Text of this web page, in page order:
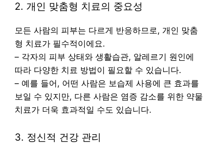
2. 개인 맞춤형 치료의 중요성
모든 사람의 피부는 다르게 반응하므로, 개인 맞춤
형 치료가 필수적이에요.
– 각자의 피부 상태와 생활습관, 알레르기 원인에
따라 다양한 치료 방법이 필요할 수 있습니다.
– 예를 들어, 어떤 사람은 보습제 사용에 큰 효과를
보일 수 있지만, 다른 사람은 염증 감소를 위한 약물
치료가 더욱 효과적일 수도 있습니다.
3. 정신적 건강 관리